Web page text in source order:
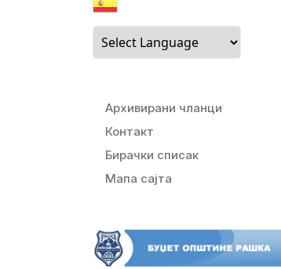
Архивирани чланци
Контакт
Бирачки списак
Мапа сајта